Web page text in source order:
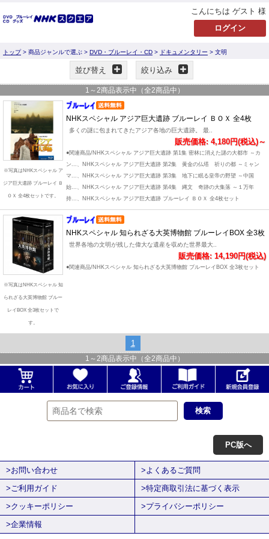
こんにちは ゲスト 様
トップ> 商品ジャンルで選ぶ > DVD・ブルーレイ・CD > ドキュメンタリー > 文明
並び替え 絞り込み
1 ～ 2商品表示中（全2商品中）
※写真はNHKスペシャル ア
ジア巨大遺跡 ブルーレイ Ｂ
ＯＸ 全4枚セットです。
NHKスペシャル アジア巨大遺跡 ブルーレイ ＢＯＸ 全4枚
多くの謎に包まれてきたアジア各地の巨大遺跡。 最..
販売価格: 4,180円(税込)～
●関連商品/NHKスペシャル アジア巨大遺跡 第1集 密林に消えた謎の大都市 ～カ
ン...、NHKスペシャル アジア巨大遺跡 第2集 黄金の仏塔 祈りの都 ～ミャン
マ...、NHKスペシャル アジア巨大遺跡 第3集 地下に眠る皇帝の野望 ～中国
始...、NHKスペシャル アジア巨大遺跡 第4集 縄文 奇跡の大集落 ～１万年
持...、NHKスペシャル アジア巨大遺跡 ブルーレイ ＢＯＸ 全4枚セット
※写真はNHKスペシャル 知
られざる大英博物館 ブルー
レイBOX 全3枚セットで
す。
NHKスペシャル 知られざる大英博物館 ブルーレイBOX 全3枚
世界各地の文明が残した偉大な遺産を収めた世界最大..
販売価格: 14,190円(税込)
●関連商品/NHKスペシャル 知られざる大英博物館 ブルーレイBOX 全3枚セット
1
1 ～ 2商品表示中（全2商品中）
PC版へ
>お問い合わせ
>よくあるご質問
>ご利用ガイド
>特定商取引法に基づく表示
>クッキーポリシー
>プライバシーポリシー
>企業情報